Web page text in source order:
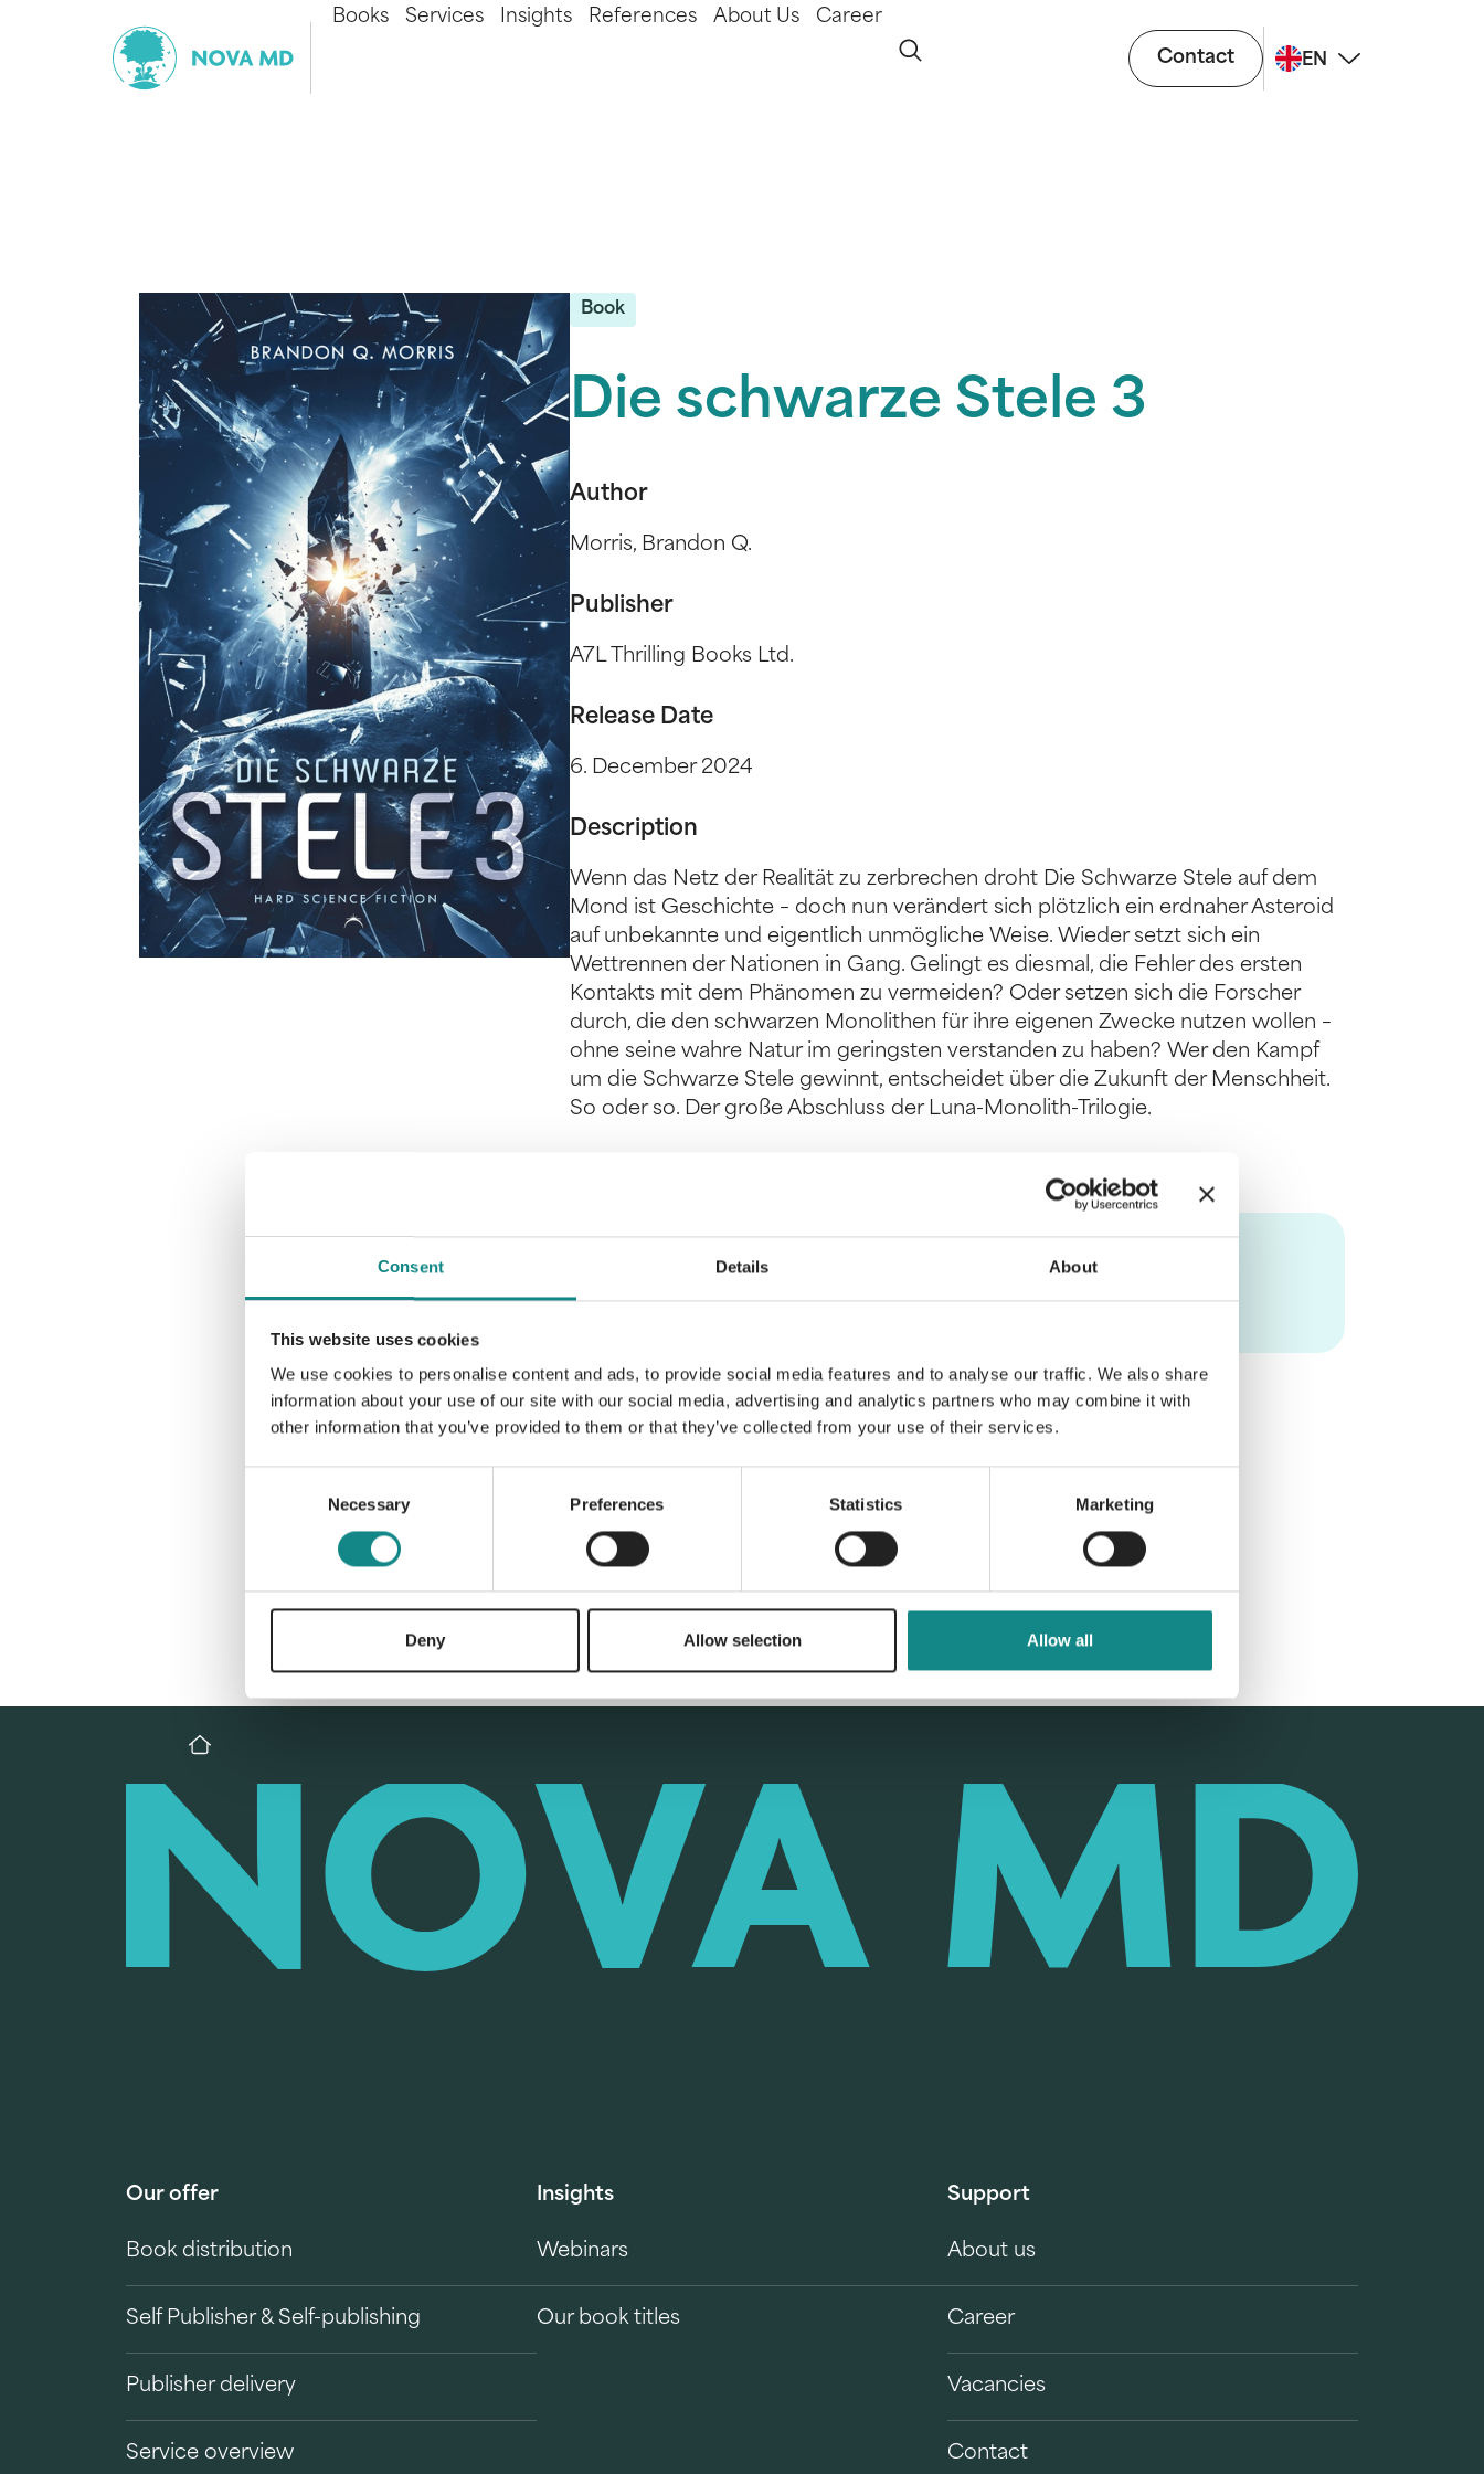
Consent Details About
This website uses cookies
We use cookies to personalise content and ads, to provide social media features and to analyse our traffic. We also share
information about your use of our site with our social media, advertising and analytics partners who may combine it with
other information that you’ve provided to them or that they’ve collected from your use of their services.
Necessary Preferences Statistics Marketing
Deny Allow selection Allow all
Books Services Insights References About Us Career
Contact EN
Book
Die schwarze Stele 3
Author
Morris, Brandon Q.
Publisher
A7L Thrilling Books Ltd.
Release Date
6. December 2024
Description
Wenn das Netz der Realität zu zerbrechen droht Die Schwarze Stele auf dem
Mond ist Geschichte – doch nun verändert sich plötzlich ein erdnaher Asteroid
auf unbekannte und eigentlich unmögliche Weise. Wieder setzt sich ein
Wettrennen der Nationen in Gang. Gelingt es diesmal, die Fehler des ersten
Kontakts mit dem Phänomen zu vermeiden? Oder setzen sich die Forscher
durch, die den schwarzen Monolithen für ihre eigenen Zwecke nutzen wollen –
ohne seine wahre Natur im geringsten verstanden zu haben? Wer den Kampf
um die Schwarze Stele gewinnt, entscheidet über die Zukunft der Menschheit.
So oder so. Der große Abschluss der Luna-Monolith-Trilogie.
Information
PDF
Back to overview
Our offer
Book distribution
Self Publisher & Self-publishing
Publisher delivery
Service overview
Insights
Webinars
Our book titles
Support
About us
Career
Vacancies
Contact